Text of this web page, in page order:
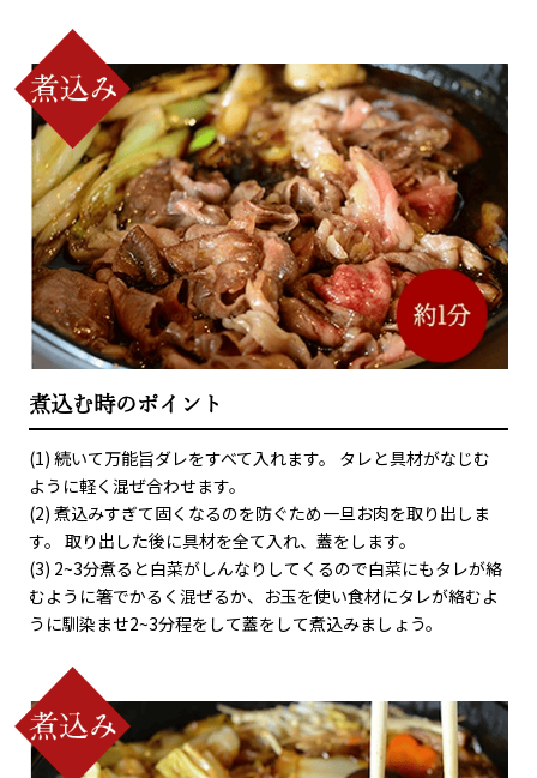
煮込む時のポイント
(1) 続いて万能旨ダレをすべて入れます。 タレと具材がなじむ
ように軽く混ぜ合わせます。
(2) 煮込みすぎて固くなるのを防ぐため一旦お肉を取り出しま
す。 取り出した後に具材を全て入れ、蓋をします。
(3) 2~3分煮ると白菜がしんなりしてくるので白菜にもタレが絡
むように箸でかるく混ぜるか、お玉を使い食材にタレが絡むよ
うに馴染ませ2~3分程をして蓋をして煮込みましょう。